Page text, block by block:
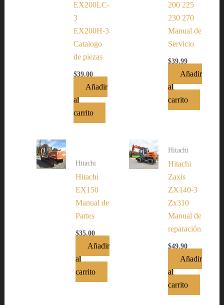
EX200LC-
3
EX200H-3
Catalogo
de piezas
$39.00
Añadir
al
carrito
200 225
230 270
Manual de
Servicio
$39.99
Añadir
al
carrito
Hitachi
Hitachi
EX150
Manual de
Partes
$35.00
Añadir
al
carrito
Hitachi
Hitachi
Zaxis
ZX140-3
Zx310
Manual de
reparación
$49.90
Añadir
al
carrito